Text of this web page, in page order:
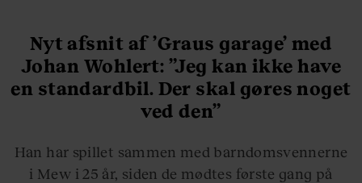
Nyt afsnit af ’Graus garage’ med
Johan Wohlert: ”Jeg kan ikke have
en standardbil. Der skal gøres noget
ved den”
Han har spillet sammen med barndomsvennerne
i Mew i 25 år, siden de mødtes første gang på